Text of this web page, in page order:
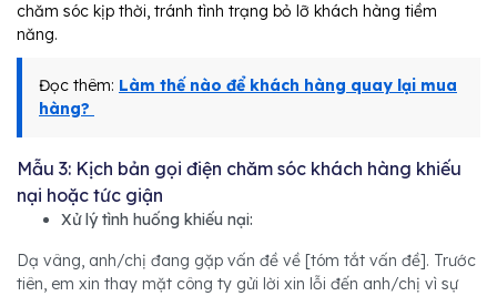
chăm sóc kịp thời, tránh tình trạng bỏ lỡ khách hàng tiềm
năng.
Đọc thêm: Làm thế nào để khách hàng quay lại mua
hàng?
Mẫu 3: Kịch bản gọi điện chăm sóc khách hàng khiếu
nại hoặc tức giận
Xử lý tình huống khiếu nại:
Dạ vâng, anh/chị đang gặp vấn đề về [tóm tắt vấn đề]. Trước
tiên, em xin thay mặt công ty gửi lời xin lỗi đến anh/chị vì sự